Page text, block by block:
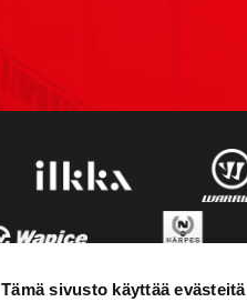
Tämä sivusto käyttää evästeitä